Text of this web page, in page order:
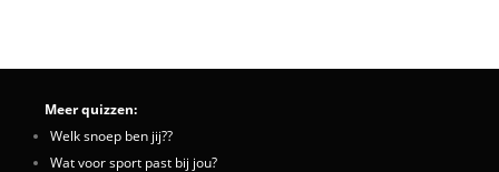
Meer quizzen:
Welk snoep ben jij??
Wat voor sport past bij jou?